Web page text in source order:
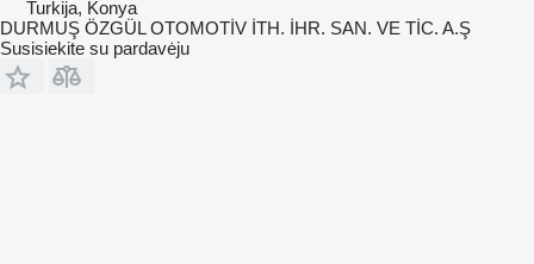
Turkija, Konya
DURMUŞ ÖZGÜL OTOMOTİV İTH. İHR. SAN. VE TİC. A.Ş
Susisiekite su pardavėju